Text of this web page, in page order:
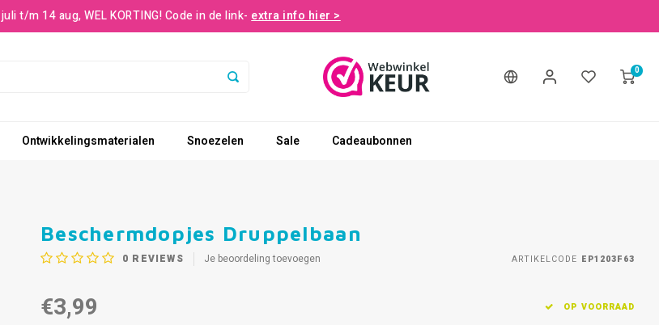
t/m 14 aug, WEL KORTING! Code in de link- extra info hier >
0
Ontwikkelingsmaterialen Snoezelen Sale Cadeaubonnen
Beschermdopjes Druppelbaan
0 REVIEWS Je beoordeling toevoegen ARTIKELCODE EP1203F63
€3,99 OP VOORRAAD